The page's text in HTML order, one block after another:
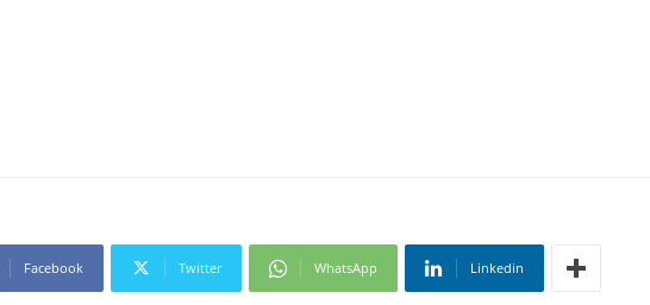
Facebook Twitter WhatsApp Linkedin